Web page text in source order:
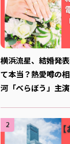
横浜流星、結婚発
て本当？熱愛噂の
河「べらぼう」主演
2